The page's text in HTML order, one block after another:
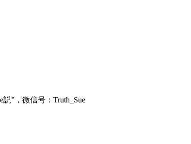
”，微信号：Truth_Sue